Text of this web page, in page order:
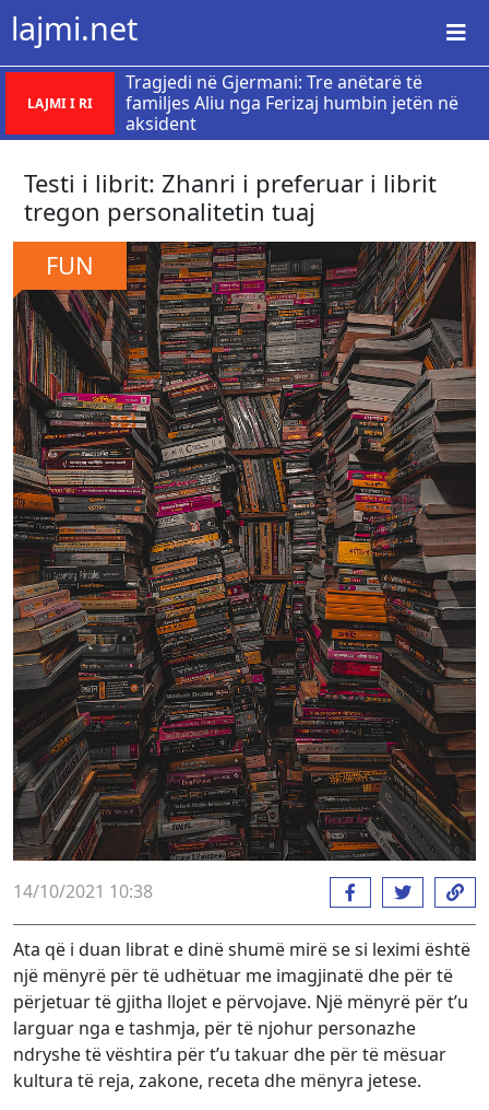
lajmi.net
LAJMI I RI
Tragjedi në Gjermani: Tre anëtarë të
familjes Aliu nga Ferizaj humbin jetën në
aksident
Testi i librit: Zhanri i preferuar i librit
tregon personalitetin tuaj
FUN
14/10/2021 10:38
Ata që i duan librat e dinë shumë mirë se si leximi është
një mënyrë për të udhëtuar me imagjinatë dhe për të
përjetuar të gjitha llojet e përvojave. Një mënyrë për t’u
larguar nga e tashmja, për të njohur personazhe
ndryshe të vështira për t’u takuar dhe për të mësuar
kultura të reja, zakone, receta dhe mënyra jetese.